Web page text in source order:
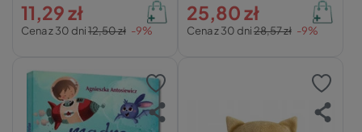
Cena z 30 dni12,50 zł -9%
11,29 zł
Cena z 30 dni28,57 zł -9%
25,80 zł